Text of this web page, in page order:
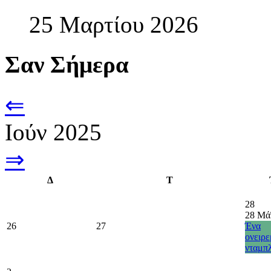
25 Μαρτίου 2026
Σαν Σήμερα
⇐
Ιούν 2025
⇒
Δ Τ
26 27
28
28
Ένα